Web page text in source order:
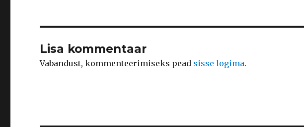
Lisa kommentaar
Vabandust, kommenteerimiseks pead sisse logima.